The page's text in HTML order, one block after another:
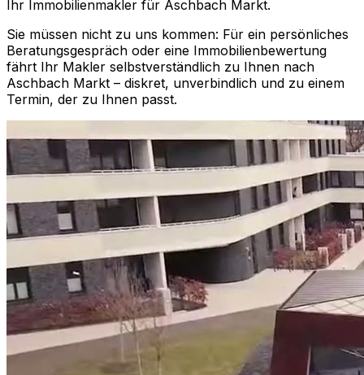
Ihr Immobilienmakler für Aschbach Markt.
Sie müssen nicht zu uns kommen: Für ein persönliches
Beratungsgespräch oder eine Immobilienbewertung
fährt Ihr Makler selbstverständlich zu Ihnen nach
Aschbach Markt – diskret, unverbindlich und zu einem
Termin, der zu Ihnen passt.